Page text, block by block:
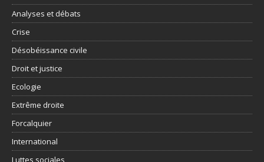
Analyses et débats
Crise
Désobéissance civile
Droit et justice
Ecologie
Extrême droite
Forcalquier
International
Luttes sociales